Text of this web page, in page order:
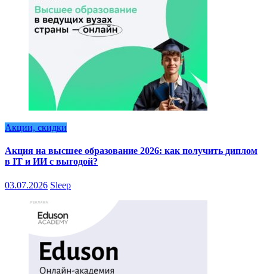
Акции, скидки
Акция на высшее образование 2026: как получить диплом
в IT и ИИ с выгодой?
03.07.2026 Sleep